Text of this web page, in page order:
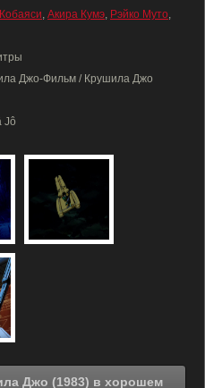
, Акира Кумэ, Рэйко Муто,
Джо-Фильм / Крушила Джо
Jô